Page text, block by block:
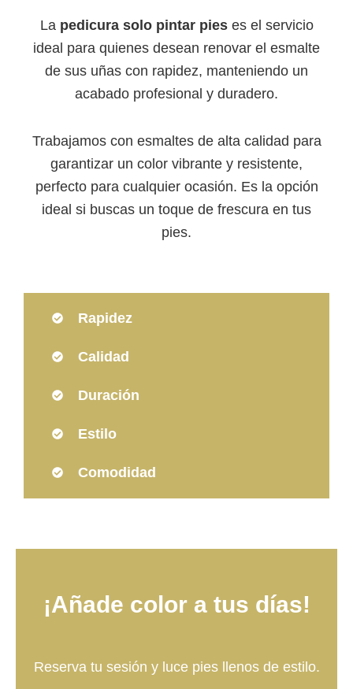
La pedicura solo pintar pieses el servicio
ideal para quienes desean renovar el esmalte
de sus uñas con rapidez, manteniendo un
acabado profesional y duradero.
Trabajamos con esmaltes de alta calidad para
garantizar un color vibrante y resistente,
perfecto para cualquier ocasión. Es la opción
ideal si buscas un toque de frescura en tus
pies.
Rapidez
Calidad
Duración
Estilo
Comodidad
¡Añade color a tus días!
Reserva tu sesión y luce pies llenos de estilo.